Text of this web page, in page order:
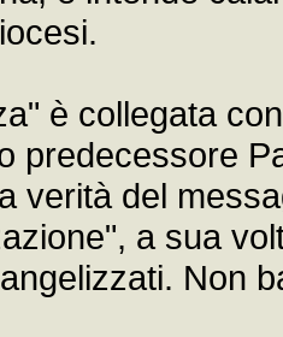
è collegata
predecessore
verità del
a sua
Non